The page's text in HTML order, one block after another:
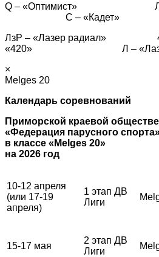
Q – «Оптимист» Лз4.7
С – «Кадет»
ЛзР – «Лазер радиал»
«420» Л – «Лазер-
×
Melges 20
Календарь соревнований
Приморской краевой
«Федерация парусного
в классе «Melges 20»
на 2026 год
10-12 апреля
(или 17-19
апреля)
1 этап ДВ
Лиги
15-17 мая
2 этап ДВ
Лиги